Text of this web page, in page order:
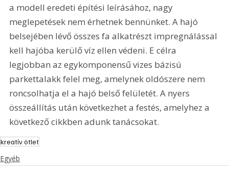
a modell eredeti építési leírásához, nagy
meglepetések nem érhetnek bennünket. A hajó
belsejében lévő összes fa alkatrészt impregnálással
kell hajóba kerülő víz ellen védeni. E célra
legjobban az egykomponensű vizes bázisú
parkettalakk felel meg, amelynek oldószere nem
roncsolhatja el a hajó belső felületét. A nyers
összeállítás után következhet a festés, amelyhez a
következő cikkben adunk tanácsokat.
kreatív ötlet
Egyéb